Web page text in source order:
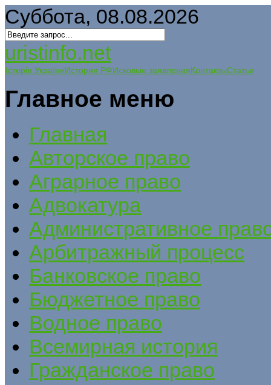
Суббота, 08.08.2026
uristinfo.net
Історія УкраїниИстория РФИсковые заявленияКонтактыСтатьи
Главное меню
Главная
Авторское право
Аграрное право
Адвокатура
Административное
Арбитражный процесс
Банковское право
Бюджетное право
Водное право
Всемирная история
Гражданское право